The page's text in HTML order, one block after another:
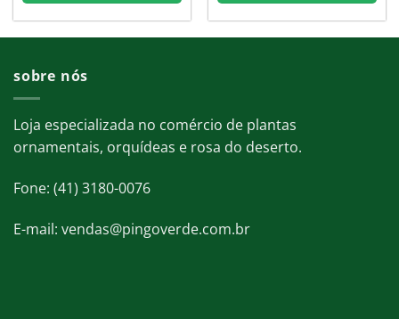
sobre nós
Loja especializada no comércio de plantas
ornamentais, orquídeas e rosa do deserto.
Fone: (41) 3180-0076
E-mail: vendas@pingoverde.com.br